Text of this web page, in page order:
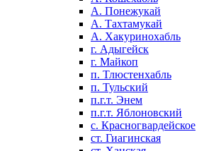
А. Понежукай
А. Тахтамукай
А. Хакуринохабль
г. Адыгейск
г. Майкоп
п. Тлюстенхабль
п. Тульский
п.г.т. Энем
п.г.т. Яблоновский
с. Красногвардейское
ст. Гиагинская